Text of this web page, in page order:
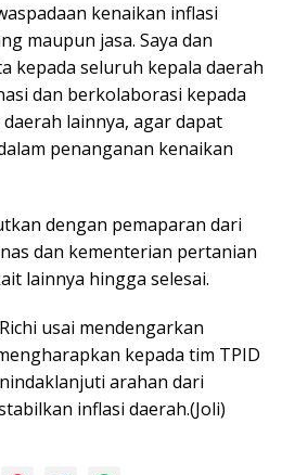
kenaikan inflasi
maupun jasa. Saya dan
kepada seluruh kepala daerah
dan berkolaborasi kepada
lainnya, agar dapat
penanganan kenaikan
dengan pemaparan dari
dan kementerian pertanian
lainnya hingga selesai.
usai mendengarkan
kepada tim TPID
arahan dari
inflasi daerah.(Joli)